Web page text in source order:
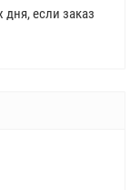
дня, если заказ